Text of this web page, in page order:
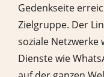
Gedenkseite
Zielgruppe. Der
soziale Netzwerke
Dienste wie